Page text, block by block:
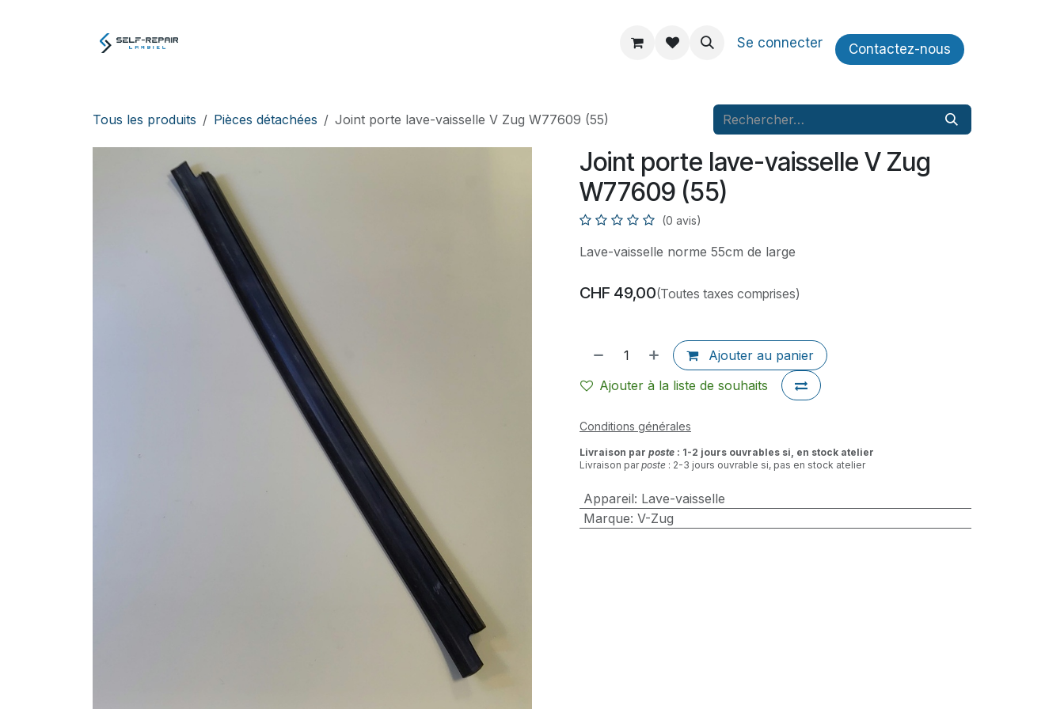
À propos Se connecter Contactez​​-nous
Tous les produits Pièces détachées Joint porte lave-vaisselle V Zug W77609 (55)
Joint porte lave-vaisselle V Zug
W77609 (55)
(0 avis)
Lave-vaisselle norme 55cm de large
CHF 49,00(Toutes taxes comprises)
Ajouter au panier
Ajouter à la liste de souhaits
Conditions générales
Livraison par poste : 1-2 jours ouvrables si, en stock atelier
Livraison parposte : 2-3 jours ouvrable si, pas en stock atelier
Appareil: Lave-vaisselle
Marque: V-Zug